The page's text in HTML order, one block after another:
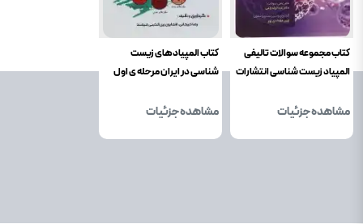
کتاب مجموعه سوالات تالیفی
المپیاد زیست شناسی انتشارات
مشاهده جزئیات
کتاب المپیادهای زیست
شناسی در ایران مرحله ی اول
مشاهده جزئیات